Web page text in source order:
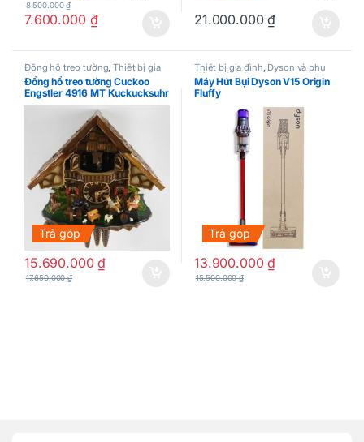
7.600.000 ₫
8.500.000₫
21.000.000₫
Đồng hồ treo tường,Thiết bị gia
đình
Đồng hồ treo tường Cuckoo
Engstler 4916 MT Kuckucksuhr
34 cm (cơ) Made in Germany
Trả góp
15.690.000₫
17.650.000₫
Thiết bị gia đình, Dyson và phụ
kiện ,Máy hút bụi
Máy Hút Bụi Dyson V15 Origin
Fluffy
Trả góp
13.900.000₫
15.500.000₫